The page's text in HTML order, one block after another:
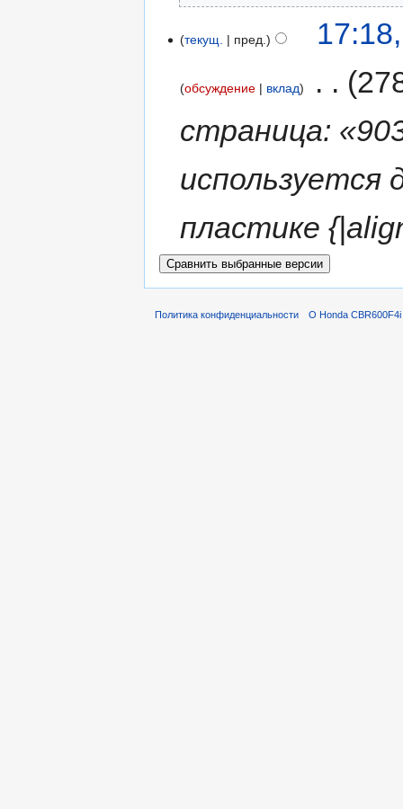
текущ. пред.
обсуждение вклад
страница:
используется
пластике
Политика конфиденциальности О Honda CBR600F4i